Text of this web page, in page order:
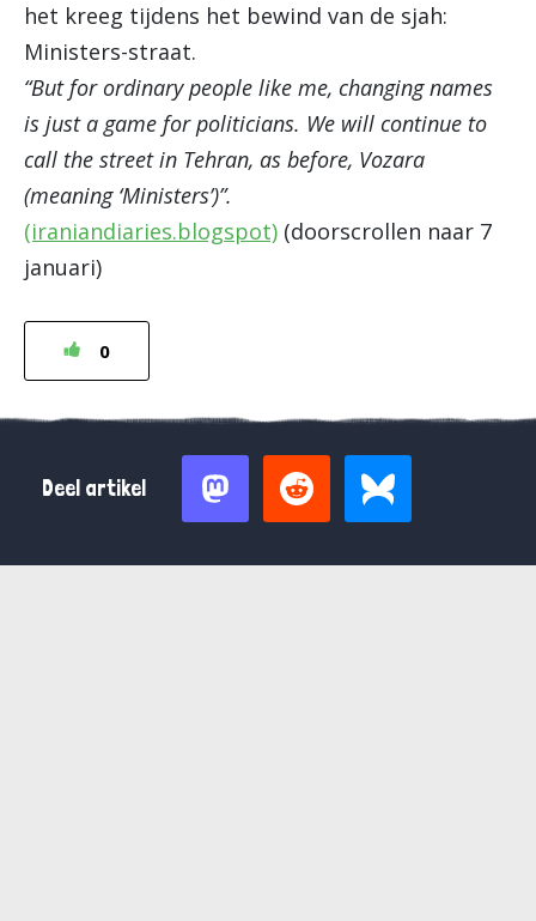
het kreeg tijdens het bewind van de sjah:
Ministers-straat.
“But for ordinary people like me, changing names
is just a game for politicians. We will continue to
call the street in Tehran, as before, Vozara
(meaning ‘Ministers’)”.
(iraniandiaries.blogspot) (doorscrollen naar 7
januari)
0
Deel artikel